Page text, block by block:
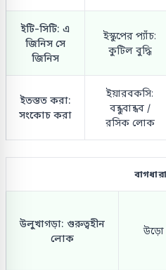
ইটি-সিটি: এ
জিনিস সে
জিনিস
ইস্কুপের প্যাঁচ:
কুটিল বুদ্ধি
ইতস্তত করা:
সংকোচ করা
ইয়ারবকসি:
বন্ধুবান্ধব /
রসিক লোক
উলুখাগড়া: গুরুত্বহীন
লোক
উড়ো